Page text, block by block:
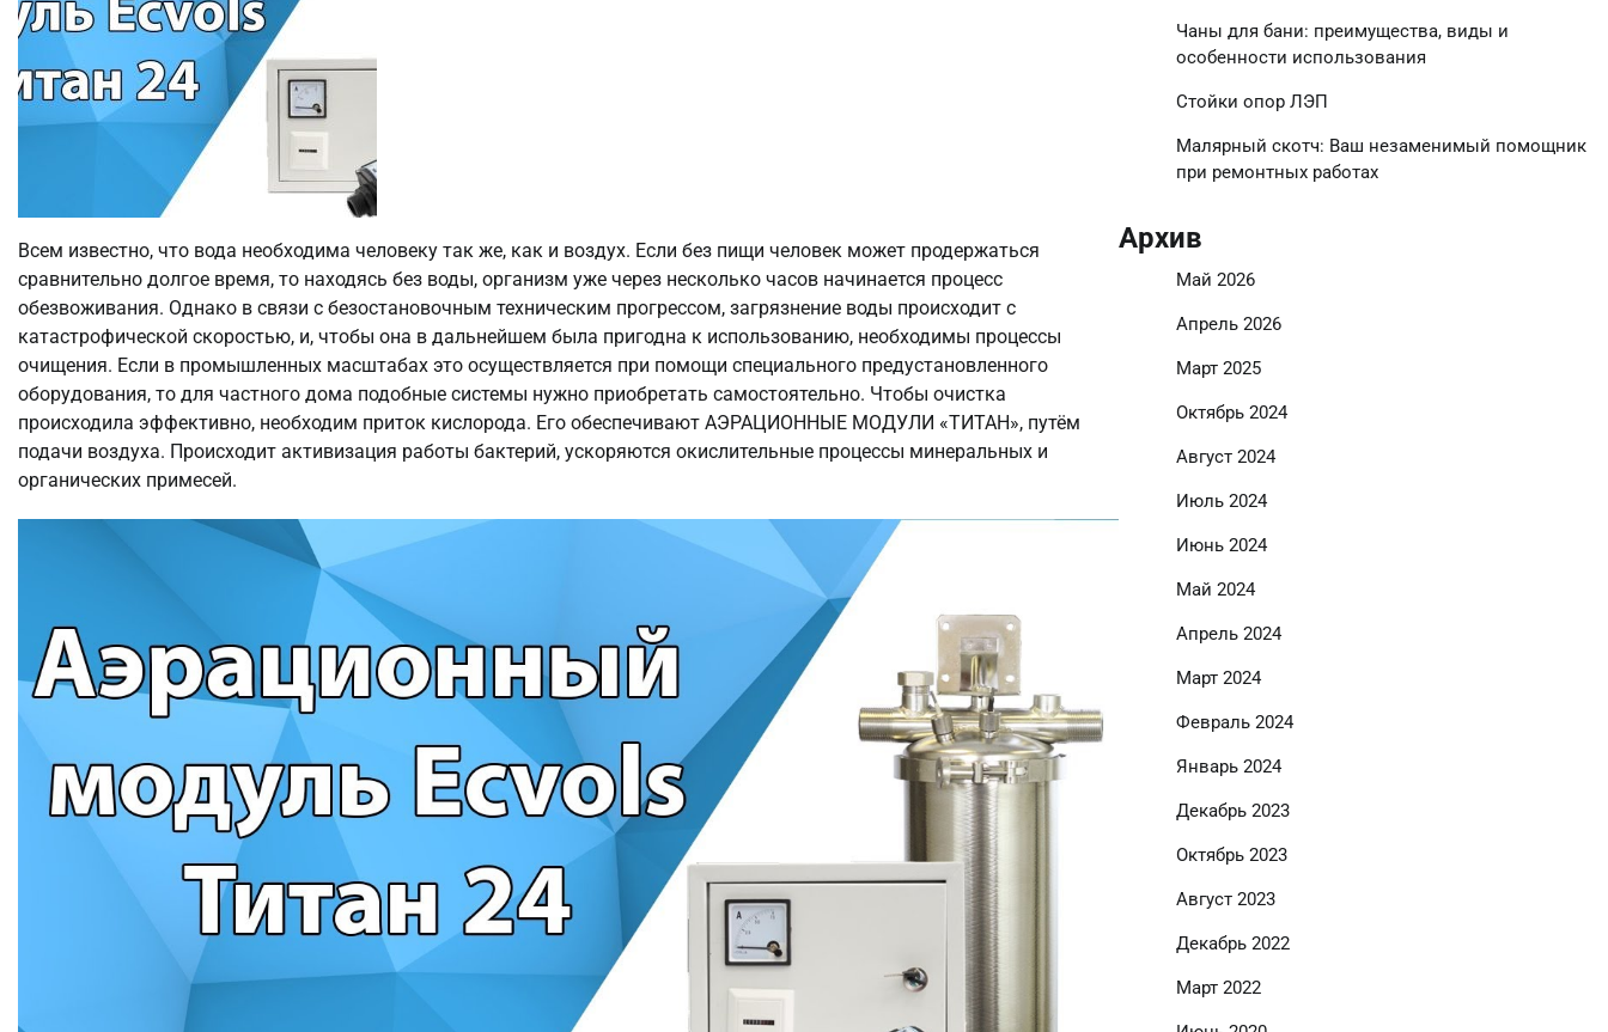
Всем известно, что вода необходима человеку так же, как и воздух. Если без пищи человек может продержаться
сравнительно долгое время, то находясь без воды, организм уже через несколько часов начинается процесс
обезвоживания. Однако в связи с безостановочным техническим прогрессом, загрязнение воды происходит с
катастрофической скоростью, и, чтобы она в дальнейшем была пригодна к использованию, необходимы процессы
очищения. Если в промышленных масштабах это осуществляется при помощи специального предустановленного
оборудования, то для частного дома подобные системы нужно приобретать самостоятельно. Чтобы очистка
происходила эффективно, необходим приток кислорода. Его обеспечивают АЭРАЦИОННЫЕ МОДУЛИ «ТИТАН», путём
подачи воздуха. Происходит активизация работы бактерий, ускоряются окислительные процессы минеральных и
органических примесей.
Чаны для бани: преимущества, виды и
особенности использования
Стойки опор ЛЭП
Малярный скотч: Ваш незаменимый помощник
при ремонтных работах
Архив
Май 2026
Апрель 2026
Март 2025
Октябрь 2024
Август 2024
Июль 2024
Июнь 2024
Май 2024
Апрель 2024
Март 2024
Февраль 2024
Январь 2024
Декабрь 2023
Октябрь 2023
Август 2023
Декабрь 2022
Март 2022